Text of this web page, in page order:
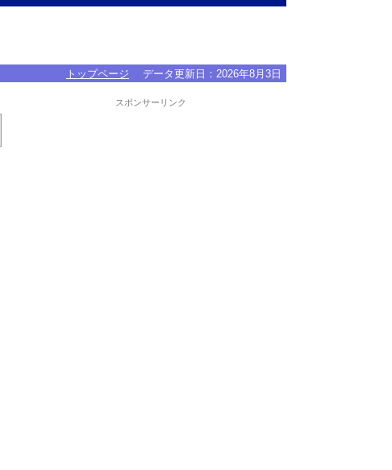
トップページ データ更新日： 2026年8月3日
スポンサーリンク